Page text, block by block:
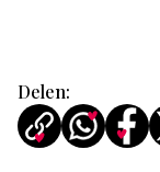
Delen: